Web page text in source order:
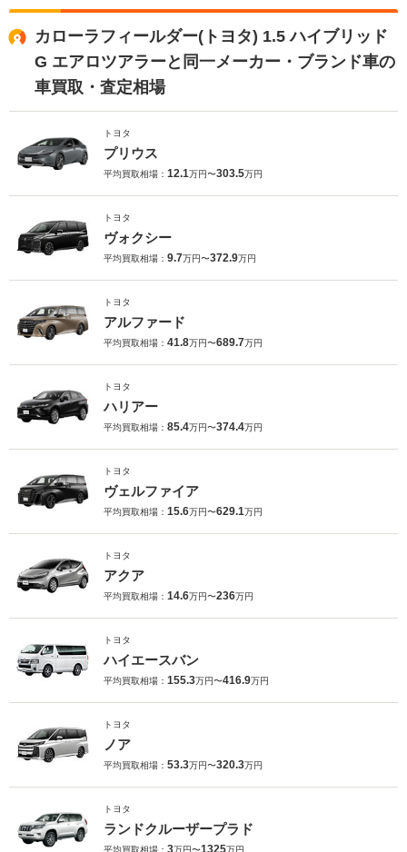
カローラフィールダー(トヨタ) 1.5 ハイブリッド
G エアロツアラーと同一メーカー・ブランド車の
車買取・査定相場
トヨタ
プリウス
平均買取相場： 12.1万円〜303.5万円
トヨタ
ヴォクシー
平均買取相場： 9.7万円〜372.9万円
トヨタ
アルファード
平均買取相場： 41.8万円〜689.7万円
トヨタ
ハリアー
平均買取相場： 85.4万円〜374.4万円
トヨタ
ヴェルファイア
平均買取相場： 15.6万円〜629.1万円
トヨタ
アクア
平均買取相場： 14.6万円〜236万円
トヨタ
ハイエースバン
平均買取相場： 155.3万円〜416.9万円
トヨタ
ノア
平均買取相場： 53.3万円〜320.3万円
トヨタ
ランドクルーザープラド
平均買取相場： 万円〜 万円